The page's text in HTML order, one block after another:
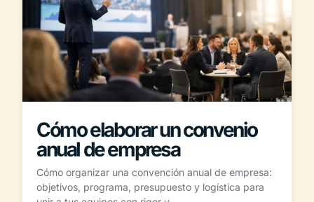
Cómo elaborar un convenio
anual de empresa
Cómo organizar una convención anual de empresa:
objetivos, programa, presupuesto y logística para